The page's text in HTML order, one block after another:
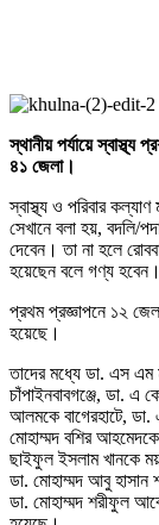
স্থানীয় পর্যায়ে স্বাস্থ্য
৪১ জেলা।
স্বাস্থ্য ও পরিবার
সেখানে বলা হয়, বদলি/
দেবেন। তা না হলে
হয়েছেন বলে গণ্য হবেন।
প্রথম প্রজ্ঞাপনে ১২
হয়েছে।
তাদের মধ্যে ডা. এস এম
চাঁপাইনবাবগঞ্জে, ডা.
আলমকে বাগেরহাটে,
মোহাম্মদ বশির
ছাইফুল ইসলাম খানকে
ডা. মোহাম্মদ আবু হাসান
ডা. মোহাম্মদ শরীফুল